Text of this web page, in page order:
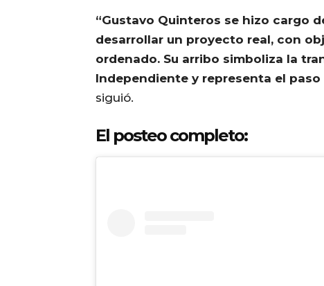
“Gustavo Quinteros se hizo cargo
desarrollar un proyecto real, con
ordenado. Su arribo simboliza la
Independiente y representa el
siguió.
El posteo completo: